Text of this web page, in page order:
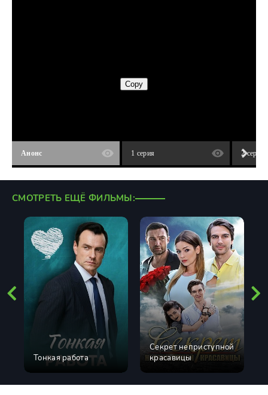
Анонс 1 серия 2 серия
СМОТРЕТЬ ЕЩЁ ФИЛЬМЫ:
Тонкая работа
Секрет неприступной
красавицы